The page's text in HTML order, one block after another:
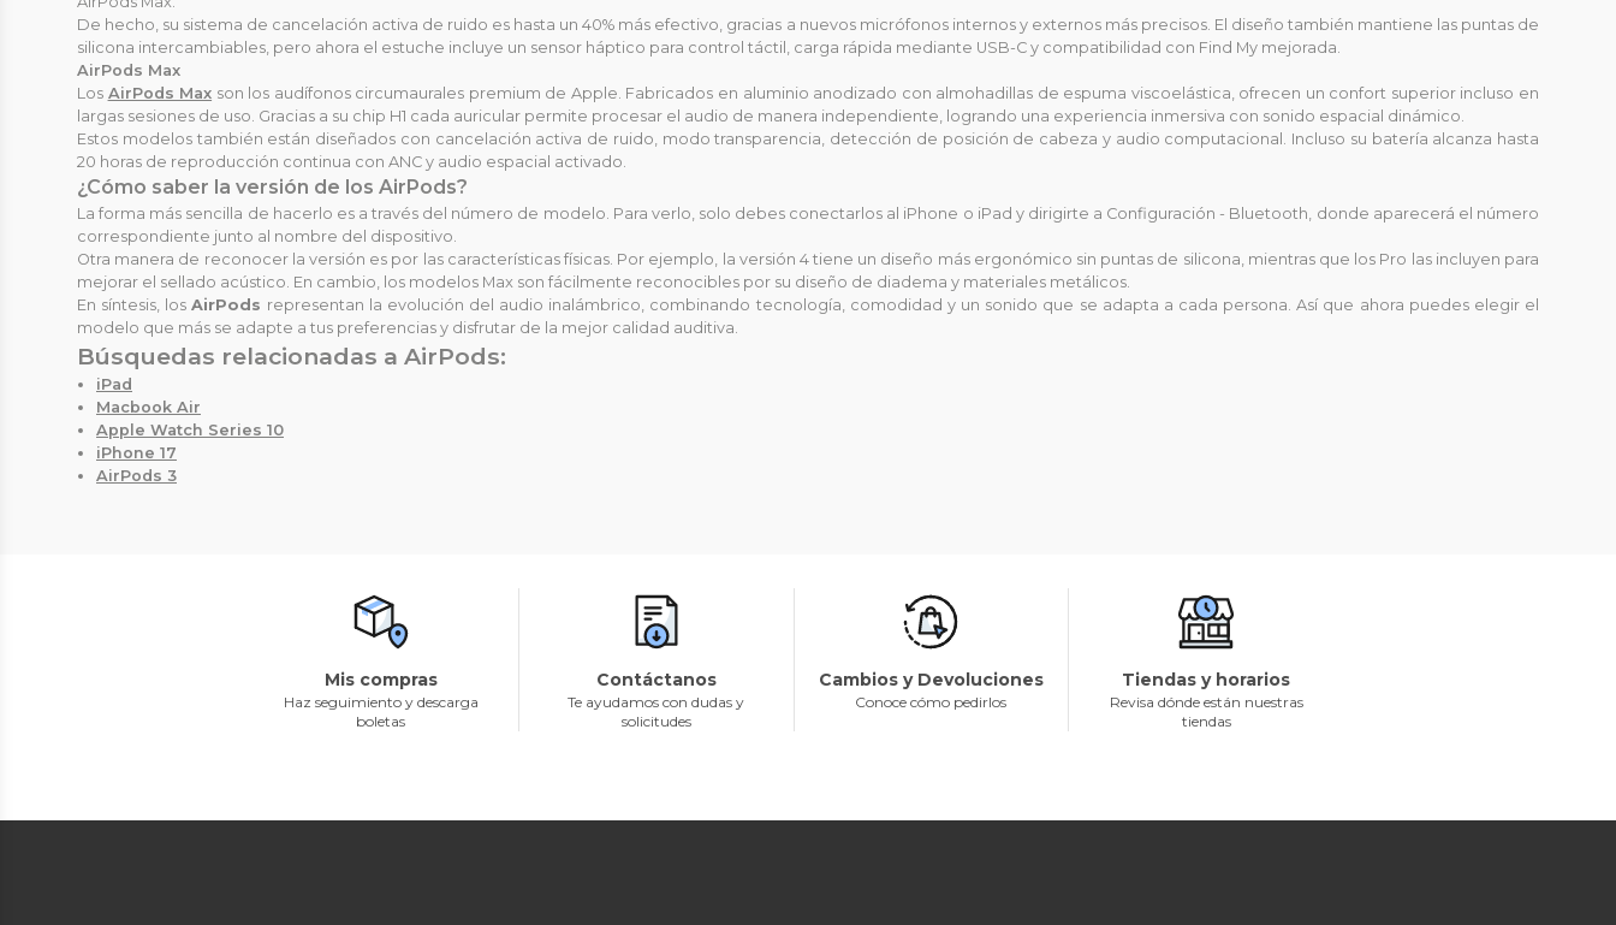
De hecho, su sistema de cancelación activa de ruido es hasta un 40% más efectivo, gracias a nuevos micrófonos internos y externos más precisos. El diseño también mantiene las puntas de
silicona intercambiables, pero ahora el estuche incluye un sensor háptico para control táctil, carga rápida mediante USB-C y compatibilidad con Find My mejorada.
AirPods Max
Los AirPods Max son los audífonos circumaurales premium de Apple. Fabricados en aluminio anodizado con almohadillas de espuma viscoelástica, ofrecen un confort superior incluso en
largas sesiones de uso. Gracias a su chip H1 cada auricular permite procesar el audio de manera independiente, logrando una experiencia inmersiva con sonido espacial dinámico.
Estos modelos también están diseñados con cancelación activa de ruido, modo transparencia, detección de posición de cabeza y audio computacional. Incluso su batería alcanza hasta
20 horas de reproducción continua con ANC y audio espacial activado.
¿Cómo saber la versión de los AirPods?
La forma más sencilla de hacerlo es a través del número de modelo. Para verlo, solo debes conectarlos al iPhone o iPad y dirigirte a Configuración - Bluetooth, donde aparecerá el número
correspondiente junto al nombre del dispositivo.
Otra manera de reconocer la versión es por las características físicas. Por ejemplo, la versión 4 tiene un diseño más ergonómico sin puntas de silicona, mientras que los Pro las incluyen para
mejorar el sellado acústico. En cambio, los modelos Max son fácilmente reconocibles por su diseño de diadema y materiales metálicos.
En síntesis, losAirPods representan la evolución del audio inalámbrico, combinando tecnología, comodidad y un sonido que se adapta a cada persona. Así que ahora puedes elegir el
modelo que más se adapte a tus preferencias y disfrutar de la mejor calidad auditiva.
Búsquedas relacionadas a AirPods:
iPad
Macbook Air
Apple Watch Series 10
iPhone 17
AirPods 3
Mis compras
Haz seguimiento y descarga
boletas
Contáctanos
Te ayudamos con dudas y
solicitudes
Cambios y Devoluciones
Conoce cómo pedirlos
Tiendas y horarios
Revisa dónde están nuestras
tiendas